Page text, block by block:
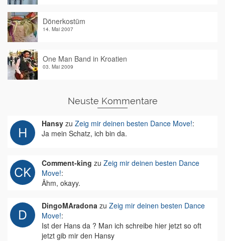
Dönerkostüm
14. Mai 2007
One Man Band in Kroatien
03. Mai 2009
Neuste Kommentare
Hansy zu Zeig mir deinen besten Dance Move!:
Ja mein Schatz, ich bin da.
Comment-king zu Zeig mir deinen besten Dance
Move!:
Ähm, okayy.
DingoMAradona zu Zeig mir deinen besten Dance
Move!:
Ist der Hans da ? Man ich schreibe hier jetzt so oft
jetzt gib mir den Hansy